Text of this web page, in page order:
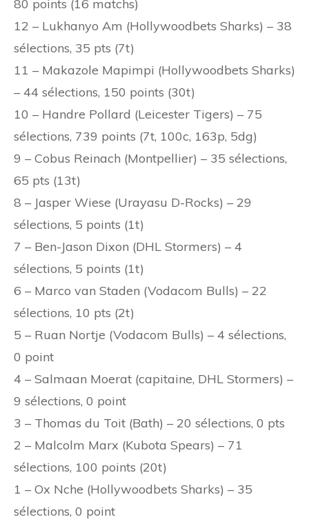
80 points (16 matchs)
12 – Lukhanyo Am (Hollywoodbets Sharks) – 38
sélections, 35 pts (7t)
11 – Makazole Mapimpi (Hollywoodbets Sharks)
– 44 sélections, 150 points (30t)
10 – Handre Pollard (Leicester Tigers) – 75
sélections, 739 points (7t, 100c, 163p, 5dg)
9 – Cobus Reinach (Montpellier) – 35 sélections,
65 pts (13t)
8 – Jasper Wiese (Urayasu D-Rocks) – 29
sélections, 5 points (1t)
7 – Ben-Jason Dixon (DHL Stormers) – 4
sélections, 5 points (1t)
6 – Marco van Staden (Vodacom Bulls) – 22
sélections, 10 pts (2t)
5 – Ruan Nortje (Vodacom Bulls) – 4 sélections,
0 point
4 – Salmaan Moerat (capitaine, DHL Stormers) –
9 sélections, 0 point
3 – Thomas du Toit (Bath) – 20 sélections, 0 pts
2 – Malcolm Marx (Kubota Spears) – 71
sélections, 100 points (20t)
1 – Ox Nche (Hollywoodbets Sharks) – 35
sélections, 0 point